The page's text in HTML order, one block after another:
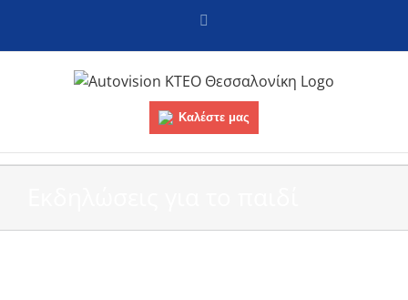
content
Καλέστε μας